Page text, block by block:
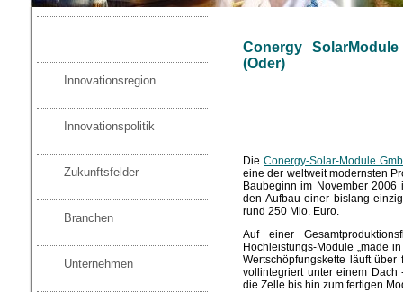
Innovationsregion
Innovationspolitik
Zukunftsfelder
Branchen
Unternehmen
Conergy
(Oder)
DieConergy-Solar-Module
eine der weltweit modernsten
Baubeginn im November 2006
den Aufbau einer bislang
rund 250 Mio. Euro.
Auf einer
Hochleistungs-Module „made
Wertschöpfungskette läuft
vollintegriert unter einem Dach
die Zelle bis hin zum fertigen